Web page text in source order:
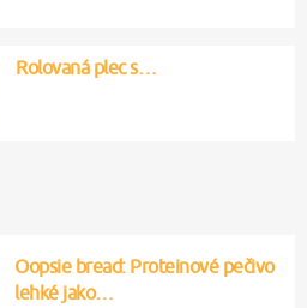
Rolovaná plec s…
Oopsie bread: Proteinové pečivo
lehké jako…